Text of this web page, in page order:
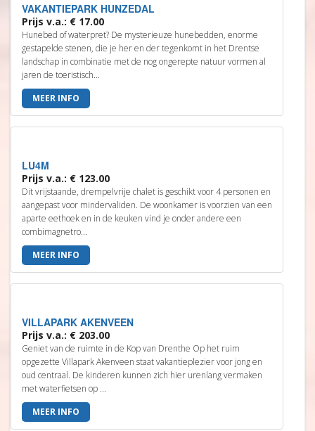
VAKANTIEPARK HUNZEDAL
Prijs v.a.: € 17.00
Hunebed of waterpret? De mysterieuze hunebedden, enorme
gestapelde stenen, die je her en der tegenkomt in het Drentse
landschap in combinatie met de nog ongerepte natuur vormen al
jaren de toeristisch...
MEER INFO
LU4M
Prijs v.a.: € 123.00
Dit vrijstaande, drempelvrije chalet is geschikt voor 4 personen en
aangepast voor mindervaliden. De woonkamer is voorzien van een
aparte eethoek en in de keuken vind je onder andere een
combimagnetro...
MEER INFO
VILLAPARK AKENVEEN
Prijs v.a.: € 203.00
Geniet van de ruimte in de Kop van Drenthe Op het ruim
opgezette Villapark Akenveen staat vakantieplezier voor jong en
oud centraal. De kinderen kunnen zich hier urenlang vermaken
met waterfietsen op ...
MEER INFO